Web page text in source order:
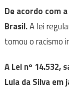
De acordo com
Brasil.A lei
tornou o racismo
A Lei nº 14.532,
Lula da Silva em